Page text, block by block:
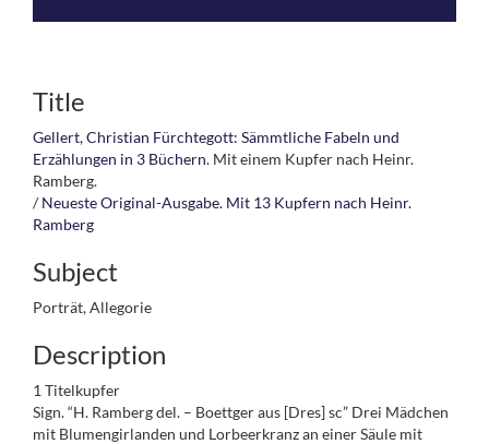
Title
Gellert, Christian Fürchtegott: Sämmtliche Fabeln und
Erzählungen in 3 Büchern. Mit einem Kupfer nach Heinr.
Ramberg.
/Neueste Original-Ausgabe. Mit 13 Kupfern nach Heinr.
Ramberg
Subject
Porträt, Allegorie
Description
1 Titelkupfer
Sign. “H. Ramberg del. – Boettger aus [Dres] sc” Drei Mädchen
mit Blumengirlanden und Lorbeerkranz an einer Säule mit